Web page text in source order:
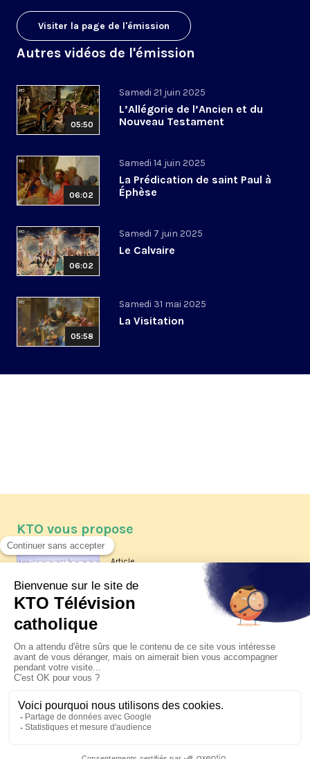
Visiter la page de l'émission
Autres vidéos de l'émission
05:50
Samedi 21 juin 2025
L’Allégorie de l’Ancien et du
Nouveau Testament
06:02
Samedi 14 juin 2025
La Prédication de saint Paul à
Éphèse
06:02
Samedi 7 juin 2025
Le Calvaire
05:58
Samedi 31 mai 2025
La Visitation
KTO vous propose
Article
Les reportages d'été 2026 de KTO
La visite pastorale du pape Léon
XIV à Assise à suivre sur KTO le
jeudi 6 août
Le pape en Uruguay, Argentine et
Pérou du 6 au 17 novembre 2026